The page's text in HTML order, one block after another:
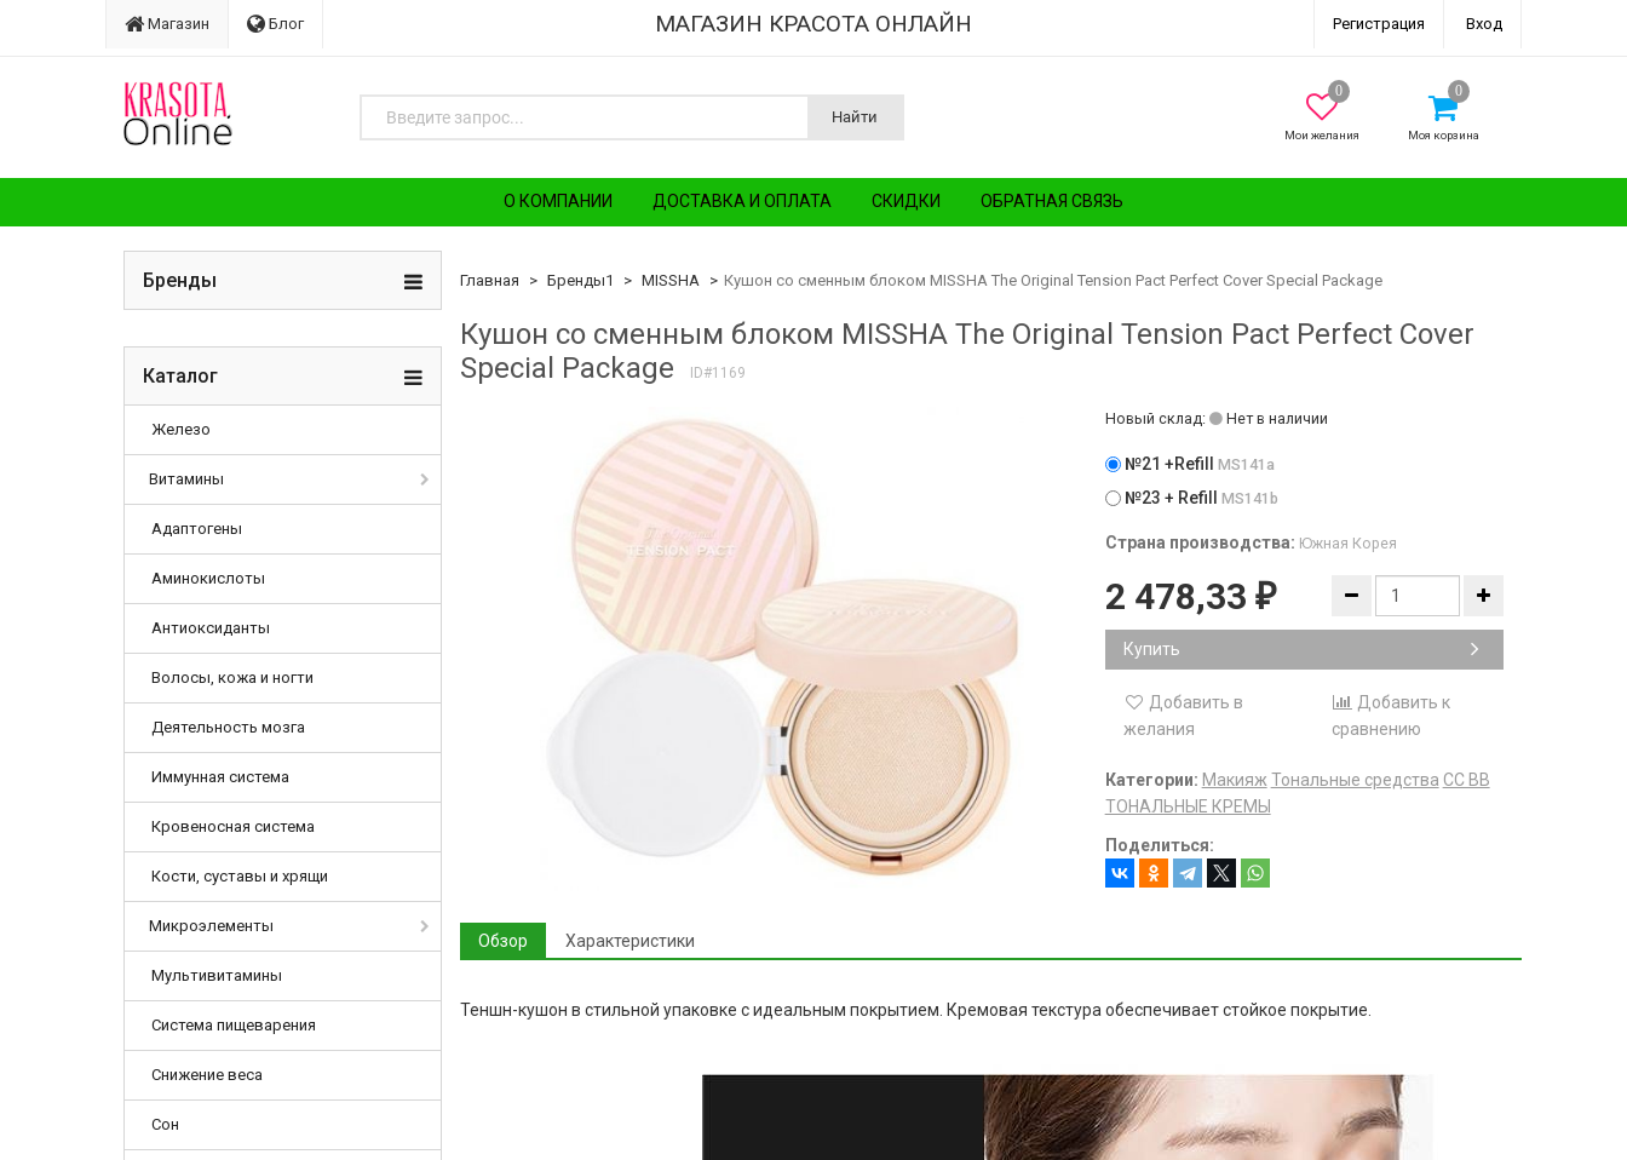
Магазин Блог МАГАЗИН КРАСОТА ОНЛАЙН Регистрация Вход
Найти
Мои желания Моя корзина
О КОМПАНИИ ДОСТАВКА И ОПЛАТА СКИДКИ ОБРАТНАЯ СВЯЗЬ
Бренды
Каталог
Железо
Витамины
Адаптогены
Аминокислоты
Антиоксиданты
Волосы, кожа и ногти
Деятельность мозга
Иммунная система
Кровеносная система
Кости, суставы и хрящи
Микроэлементы
Мультивитамины
Система пищеварения
Снижение веса
Сон
Главная Бренды1 MISSHA Кушон со сменным блоком MISSHA The Original Tension Pact Perfect Cover Special Package
Кушон со сменным блоком MISSHA The Original Tension Pact Perfect Cover
Special Package
ID#1169
Новый склад: Нет в наличии
№21 +Refill MS141a
№23 + Refill MS141b
Страна производства: Южная Корея
2 478,33 ₽
Купить
Добавить в
желания
Добавить к
сравнению
Категории: Макияж Тональные средства СС BB
ТОНАЛЬНЫЕ КРЕМЫ
Поделиться:
Обзор Характеристики
Теншн-кушон в стильной упаковке с идеальным покрытием. Кремовая текстура обеспечивает стойкое покрытие.